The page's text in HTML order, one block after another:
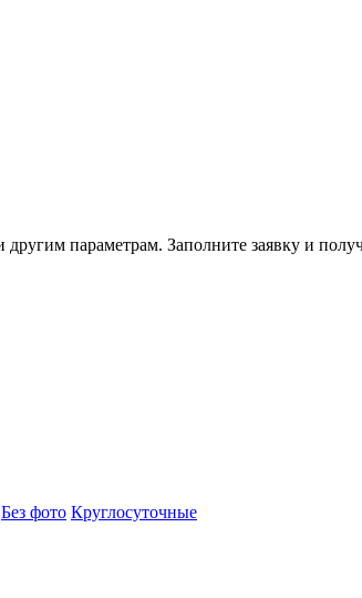
параметрам. Заполните заявку и
Без фото Круглосуточные